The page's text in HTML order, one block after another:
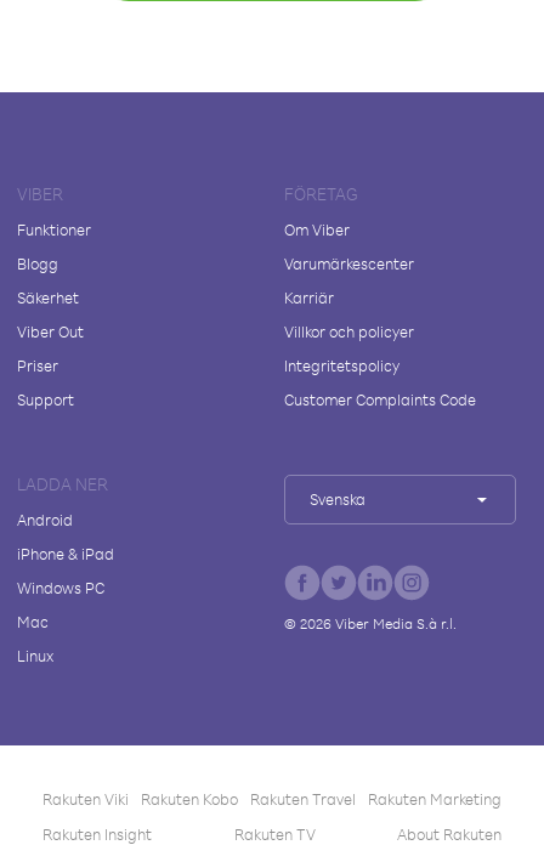
VIBER
Funktioner
Blogg
Säkerhet
Viber Out
Priser
Support
FÖRETAG
Om Viber
Varumärkescenter
Karriär
Villkor och policyer
Integritetspolicy
Customer Complaints Code
LADDA NER
Android
iPhone & iPad
Windows PC
Mac
Linux
Svenska
© 2026Viber Media S.à r.l.
Rakuten Viki Rakuten Kobo Rakuten Travel
Rakuten Marketing
Rakuten Insight
Rakuten TV About Rakuten